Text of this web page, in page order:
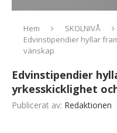
Hem SKOLNIVÅ
Edvinstipendier hyllar
vänskap
Edvinstipendier
yrkesskicklighet
Publicerat av: Redaktionen